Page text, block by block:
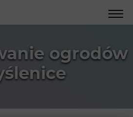
ogrodów